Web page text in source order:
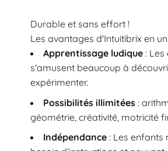
Durable et sans effort !
Les avantages d'Intuitibrix en
Apprentissage ludique :
s'amusent beaucoup à
expérimenter.
Possibilités illimitées :
géométrie, créativité, motricité
Indépendance : Les enfants